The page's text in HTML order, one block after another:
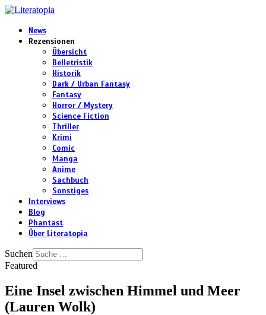
News
Rezensionen
Übersicht
Belletristik
Historik
Dark / Urban Fantasy
Fantasy
Horror / Mystery
Science Fiction
Thriller
Krimi
Comic
Manga
Anime
Sachbuch
Sonstiges
Interviews
Blog
Phantast
Über Literatopia
Suchen
Featured
Eine Insel zwischen Himmel und Meer
(Lauren Wolk)